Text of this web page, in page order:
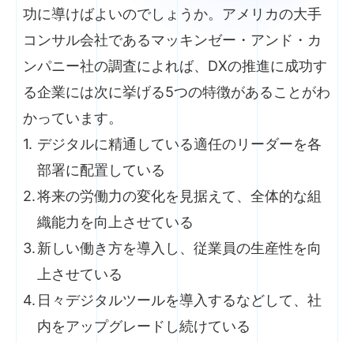
功に導けばよいのでしょうか。アメリカの大手
コンサル会社であるマッキンゼー・アンド・カ
ンパニー社の調査によれば、DXの推進に成功す
る企業には次に挙げる5つの特徴があることがわ
かっています。
デジタルに精通している適任のリーダーを各
部署に配置している
将来の労働力の変化を見据えて、全体的な組
織能力を向上させている
新しい働き方を導入し、従業員の生産性を向
上させている
日々デジタルツールを導入するなどして、社
内をアップグレードし続けている